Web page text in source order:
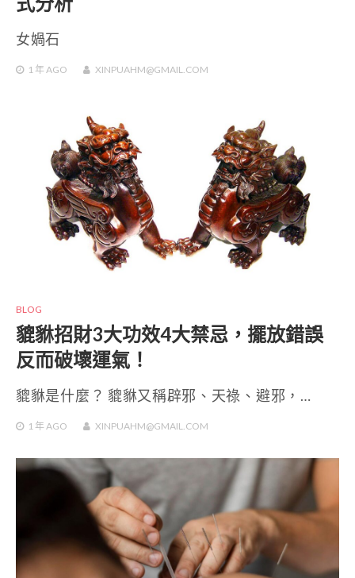
女媧石
1 年 AGO XINPUAHM@GMAIL.COM
BLOG
貔貅招財3大功效4大禁忌，擺放錯誤
反而破壞運氣！
貔貅是什麼？ 貔貅又稱辟邪、天祿、避邪，…
1 年 AGO XINPUAHM@GMAIL.COM